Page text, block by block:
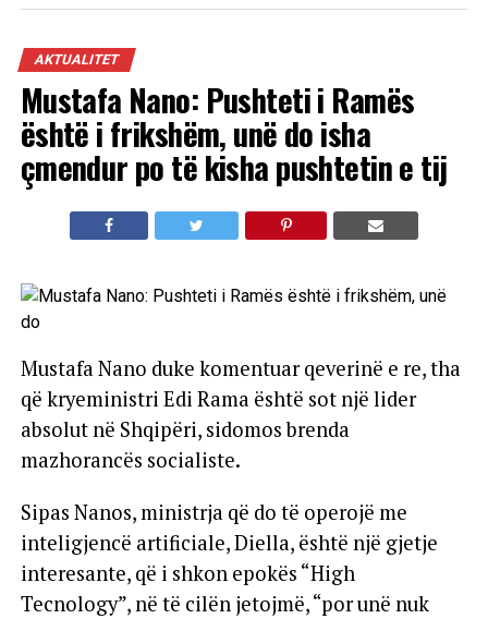
AKTUALITET
Mustafa Nano: Pushteti i Ramës
është i frikshëm, unë do isha
çmendur po të kisha pushtetin e tij
Mustafa Nano duke komentuar qeverinë e re, tha
që kryeministri Edi Rama është sot një lider
absolut në Shqipëri, sidomos brenda
mazhorancës socialiste.
Sipas Nanos, ministrja që do të operojë me
inteligjencë artificiale, Diella, është një gjetje
interesante, që i shkon epokës “High
Tecnology”, në të cilën jetojmë, “por unë nuk